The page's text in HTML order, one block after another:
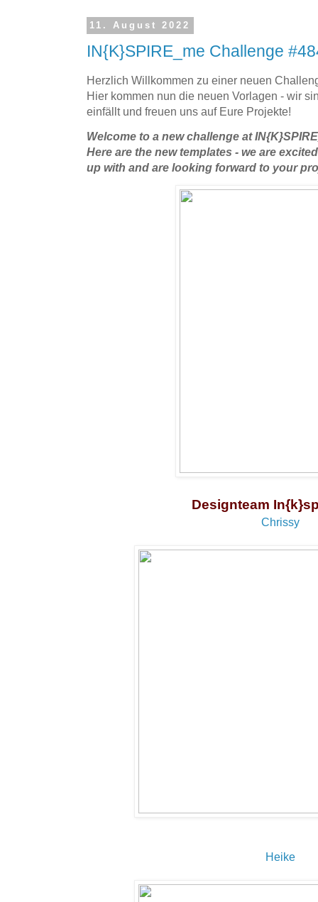
11. August 2022
IN{K}SPIRE_me Challenge
Herzlich Willkommen zu einer neuen
Hier kommen nun die neuen Vorlagen - wir
einfällt und freuen uns auf Eure Projekte!
Welcome to a new challenge at
Here are the new templates - we are
up with and are looking forward to your
Designteam
Chrissy
Heike